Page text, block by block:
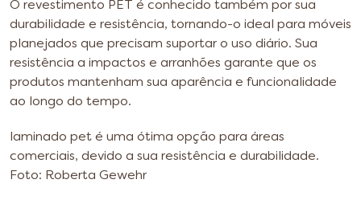
O revestimento PET é conhecido também por sua
durabilidade e resistência, tornando-o ideal para móveis
planejados que precisam suportar o uso diário. Sua
resistência a impactos e arranhões garante que os
produtos mantenham sua aparência e funcionalidade
ao longo do tempo.
laminado pet é uma ótima opção para áreas
comerciais, devido a sua resistência e durabilidade.
Foto: Roberta Gewehr